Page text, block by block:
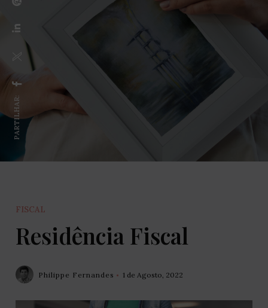
PARTILHAR:
FISCAL
Residência Fiscal
Philippe Fernandes 1 de Agosto, 2022